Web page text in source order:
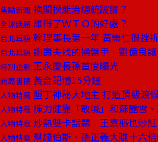
焦點新聞 換閣揆能治總統跛腳？
全球話題 誰得了ＷＴＯ的好處？
台北耳語 幹理事長第一年 黃崇仁很挫折
台北耳語 謝壽夫找的操盤手 劉億良
特別企劃 王永慶長孫首度曝光
商周書摘 黃金記憶15分鐘
人物特寫 墾丁神秘大地主 打造頂級渡
人物特寫 陳力健靠「敢喊」和蘇艷雪
人物特寫 炒熱雙卡話題 王嘉樞也炒
人物特寫 幫錢伯斯、孫正義大賺十六